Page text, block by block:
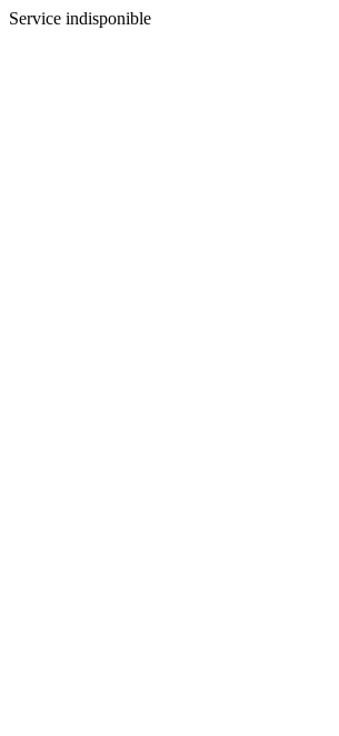
Service indisponible